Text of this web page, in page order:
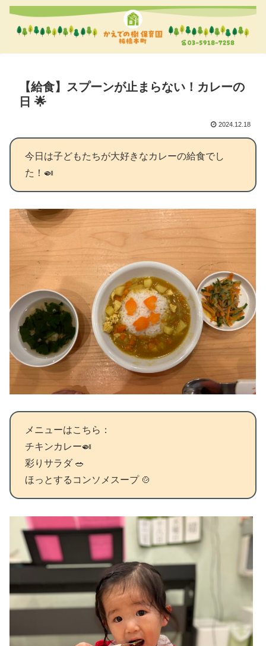
【給食】スプーンが止まらない！カレーの
日 🌟
2024.12.18
今日は子どもたちが大好きなカレーの給食でし
た！🍛
メニューはこちら：
チキンカレー🍛
彩りサラダ 🥗
ほっとするコンソメスープ 🍲